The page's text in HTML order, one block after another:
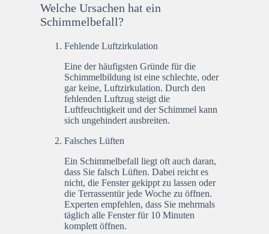
Welche Ursachen hat ein
Schimmelbefall?
Fehlende Luftzirkulation
Eine der häufigsten Gründe für die
Schimmelbildung ist eine schlechte, oder
gar keine, Luftzirkulation. Durch den
fehlenden Luftzug steigt die
Luftfeuchtigkeit und der Schimmel kann
sich ungehindert ausbreiten.
Falsches Lüften
Ein Schimmelbefall liegt oft auch daran,
dass Sie falsch Lüften. Dabei reicht es
nicht, die Fenster gekippt zu lassen oder
die Terrassentür jede Woche zu öffnen.
Experten empfehlen, dass Sie mehrmals
täglich alle Fenster für 10 Minuten
komplett öffnen.